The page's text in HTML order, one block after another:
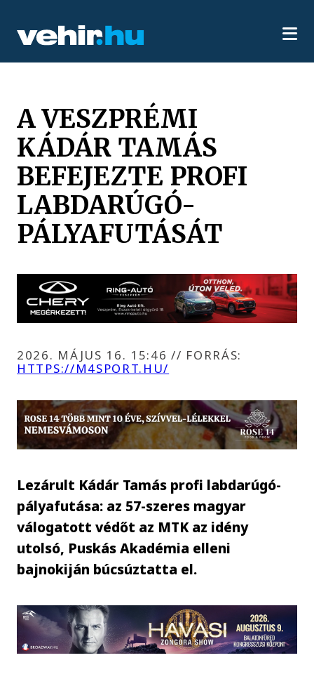
A VESZPRÉMI
KÁDÁR TAMÁS
BEFEJEZTE PROFI
LABDARÚGÓ-
PÁLYAFUTÁSÁT
2026. MÁJUS 16. 15:46// FORRÁS:
HTTPS://M4SPORT.HU/
Lezárult Kádár Tamás profi labdarúgó-
pályafutása: az 57-szeres magyar
válogatott védőt az MTK az idény
utolsó, Puskás Akadémia elleni
bajnokiján búcsúztatta el.